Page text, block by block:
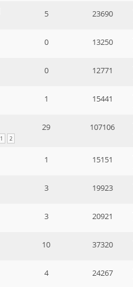
5 23690
0 13250
0 12771
1 15441
1 2
29 107106
1 15151
3 19923
3 20921
10 37320
4 24267